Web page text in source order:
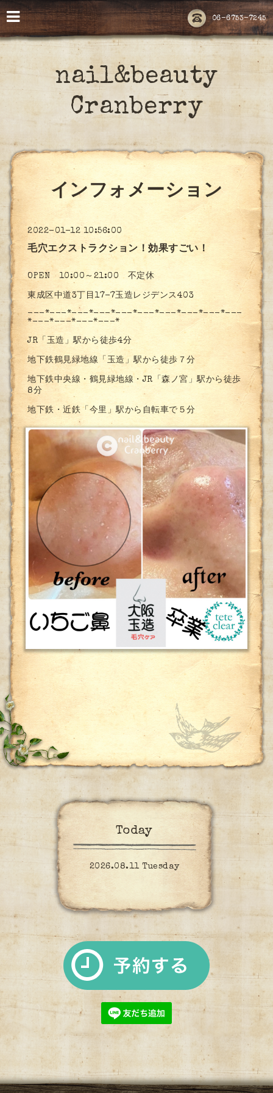
06-6753-7245
nail&beauty
Cranberry
インフォメーション
2022-01-12 10:56:00
毛穴エクストラクション！効果すごい！
OPEN 10:00～21:00 不定休
東成区中道3丁目17-7玉造レジデンス403
---*---*---*---*---*---*---*---*---*---
*---*---*---*---*
JR「玉造」駅から徒歩4分
地下鉄鶴見緑地線「玉造」駅から徒歩７分
地下鉄中央線・鶴見緑地線・JR「森ノ宮」駅から徒歩
8分
地下鉄・近鉄「今里」駅から自転車で５分
Today
2026.08.11 Tuesday